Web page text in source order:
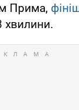
Прима,
хвилини.